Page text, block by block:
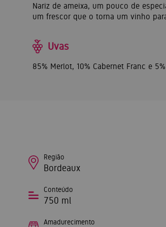
Nariz de ameixa, um pouco de
um frescor que o torna um vinho
Uvas
85% Merlot, 10% Cabernet Franc e
Região
Bordeaux
Conteúdo
750 ml
Amadurecimento